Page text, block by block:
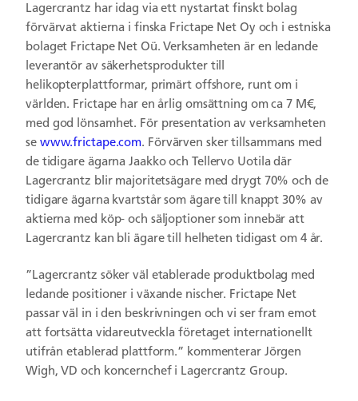
Lagercrantz har idag via ett nystartat finskt bolag
förvärvat aktierna i finska Frictape Net Oy och i estniska
bolaget Frictape Net Oü. Verksamheten är en ledande
leverantör av säkerhetsprodukter till
helikopterplattformar, primärt offshore, runt om i
världen. Frictape har en årlig omsättning om ca 7 M€,
med god lönsamhet. För presentation av verksamheten
se www.frictape.com. Förvärven sker tillsammans med
de tidigare ägarna Jaakko och Tellervo Uotila där
Lagercrantz blir majoritetsägare med drygt 70% och de
tidigare ägarna kvartstår som ägare till knappt 30% av
aktierna med köp- och säljoptioner som innebär att
Lagercrantz kan bli ägare till helheten tidigast om 4 år.
”Lagercrantz söker väl etablerade produktbolag med
ledande positioner i växande nischer. Frictape Net
passar väl in i den beskrivningen och vi ser fram emot
att fortsätta vidareutveckla företaget internationellt
utifrån etablerad plattform.” kommenterar Jörgen
Wigh, VD och koncernchef i Lagercrantz Group.